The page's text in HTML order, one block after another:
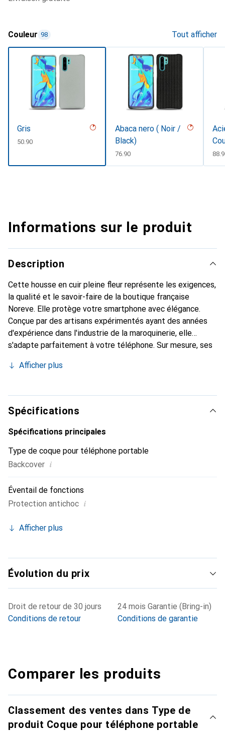
Couleur 98 Tout afficher
Gris
CHF
50.90
Abaca nero ( Noir /
Black)
CHF
76.90 CHF
Informations sur le produit
Description
Cette housse en cuir pleine fleur représente les exigences,
la qualité et le savoir-faire de la boutique française
Noreve. Elle protège votre smartphone avec élégance.
Conçue par des artisans expérimentés ayant des années
d'expérience dans l'industrie de la maroquinerie, elle
s'adapte parfaitement à votre téléphone. Sur mesure, ses
Elle devient l'accessoire chic et indispensable pour votre
produits de haute qualité, la marque Noreve est un choix
fiable pour une clientèle exigeante.
Afficher plus
Spécifications
Spécifications principales
Type de coque pour téléphone portable
Backcover i
Éventail de fonctions
Protection antichoc i
Afficher plus
Évolution du prix
Droit de retour de 30 jours
Conditions de retour
24 mois Garantie (Bring-in)
Conditions de garantie
Comparer les produits
Classement des ventes dans Type de
produit Coque pour téléphone portable